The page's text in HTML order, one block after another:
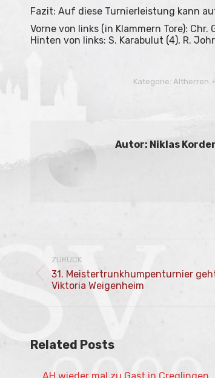
Fazit: Auf diese Turnierleistung kann
Vorne von links (in Klammern Tore): Chr.
Hinten von links: S. Karabulut (4), R.
Kategorie: Altherren
Autor: Niklas Korder
ZURÜCK
Vorheriger
Beitrag:
31. Meistertrunkhumpenturnier
Viktoria Weigenheim
Related Posts